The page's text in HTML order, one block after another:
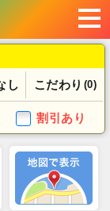
し こだわり (0)
割引あり